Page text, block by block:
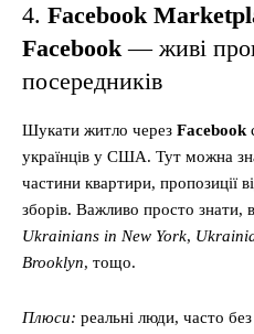
4. Facebook
Facebook— живі
посередників
Шукати житло через Facebook
українців у США. Тут можна
частини квартири, пропозиції
зборів. Важливо просто знати,
Ukrainians in New York,
Brooklyn, тощо.
Плюси: реальні люди, часто